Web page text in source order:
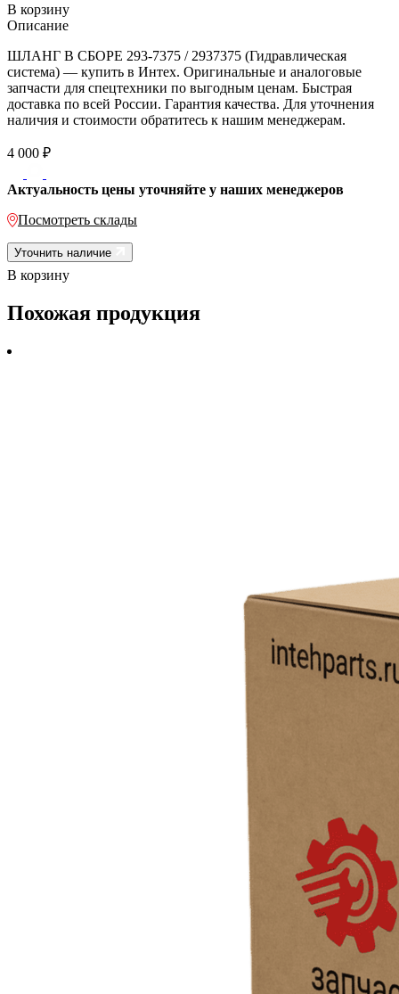
В корзину
Описание
ШЛАНГ В СБОРЕ 293-7375 / 2937375 (Гидравлическая
система) — купить в Интех. Оригинальные и аналоговые
запчасти для спецтехники по выгодным ценам. Быстрая
доставка по всей России. Гарантия качества. Для уточнения
наличия и стоимости обратитесь к нашим менеджерам.
4 000 ₽
Актуальность цены уточняйте у наших менеджеров
Посмотреть склады
Уточнить наличие
В корзину
Похожая продукция